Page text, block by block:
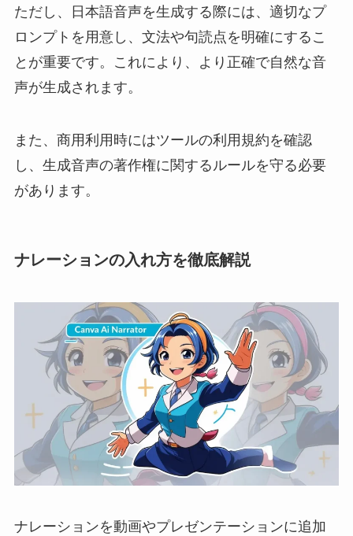
ただし、日本語音声を生成する際には、適切なプ
ロンプトを用意し、文法や句読点を明確にするこ
とが重要です。これにより、より正確で自然な音
声が生成されます。
また、商用利用時にはツールの利用規約を確認
し、生成音声の著作権に関するルールを守る必要
があります。
ナレーションの入れ方を徹底解説
ナレーションを動画やプレゼンテーションに追加